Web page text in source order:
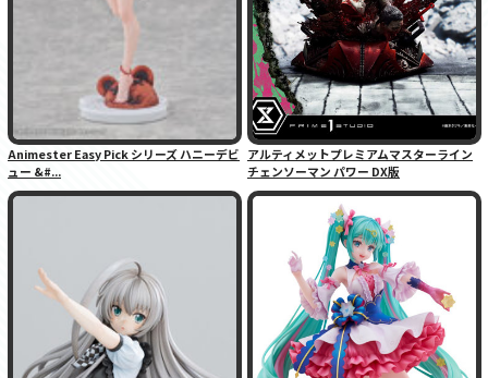
Animester Easy Pick シリーズ ハニーデビ
ュー &#...
アルティメットプレミアムマスターライン
チェンソーマン パワー DX版